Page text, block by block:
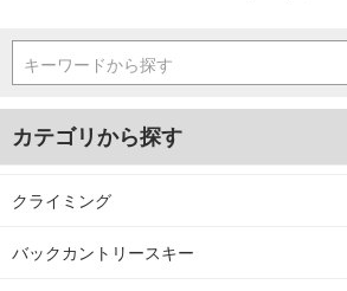
キーワードから探す
カテゴリから探す
クライミング
バックカントリースキー